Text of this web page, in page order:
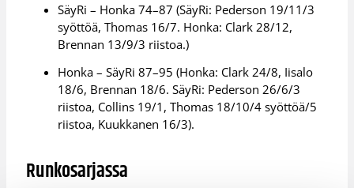
SäyRi – Honka 74–87 (SäyRi: Pederson 19/11/3
syöttöä, Thomas 16/7. Honka: Clark 28/12,
Brennan 13/9/3 riistoa.)
Honka – SäyRi 87–95 (Honka: Clark 24/8, Iisalo
18/6, Brennan 18/6. SäyRi: Pederson 26/6/3
riistoa, Collins 19/1, Thomas 18/10/4 syöttöä/5
riistoa, Kuukkanen 16/3).
Runkosarjassa